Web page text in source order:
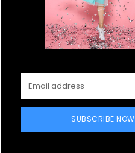
SUBSCRIBE NOW